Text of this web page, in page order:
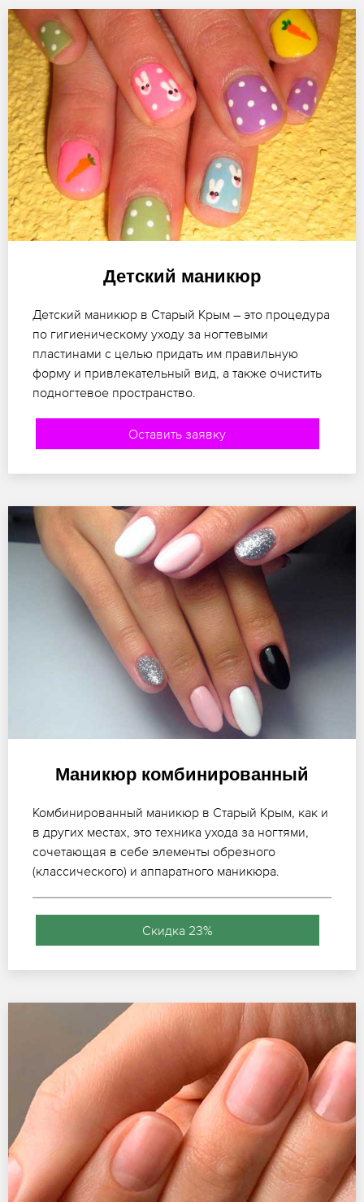
Детский маникюр
Детский маникюр в Старый Крым – это процедура
по гигиеническому уходу за ногтевыми
пластинами с целью придать им правильную
форму и привлекательный вид, а также очистить
подногтевое пространство.
Оставить заявку
Маникюр комбинированный
Комбинированный маникюр в Старый Крым, как и
в других местах, это техника ухода за ногтями,
сочетающая в себе элементы обрезного
(классического) и аппаратного маникюра.
Скидка 23%